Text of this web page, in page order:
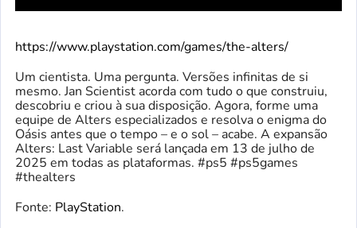
https://www.playstation.com/games/the-alters/
Um cientista. Uma pergunta. Versões infinitas de si
mesmo. Jan Scientist acorda com tudo o que construiu,
descobriu e criou à sua disposição. Agora, forme uma
equipe de Alters especializados e resolva o enigma do
Oásis antes que o tempo – e o sol – acabe. A expansão
Alters: Last Variable será lançada em 13 de julho de
2025 em todas as plataformas. #ps5 #ps5games
#thealters
Fonte: PlayStation.